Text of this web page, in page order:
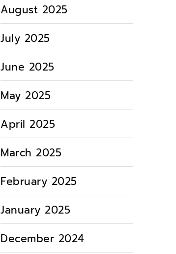
August 2025
July 2025
June 2025
May 2025
April 2025
March 2025
February 2025
January 2025
December 2024